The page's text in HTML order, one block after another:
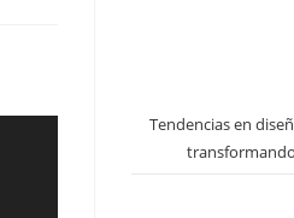
Tendencias en